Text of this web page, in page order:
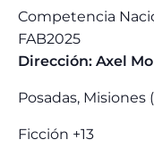
Competencia
FAB2025
Dirección: Axel
Posadas, Misiones
Ficción +13